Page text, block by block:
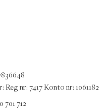
nr: 7417 Konto nr: 1061182
701 712